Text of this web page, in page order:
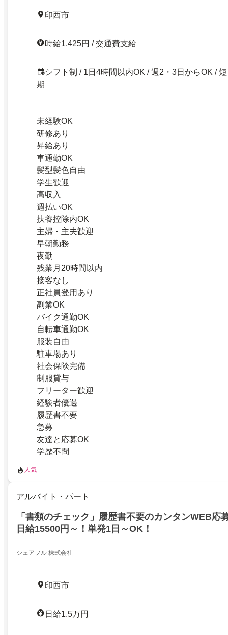
印西市
時給1,425円 / 交通費支給
シフト制 / 1日4時間以内OK / 週2・3日からOK / 短
期
未経験OK
研修あり
昇給あり
車通勤OK
髪型髪色自由
学生歓迎
高収入
週払いOK
扶養控除内OK
主婦・主夫歓迎
早朝勤務
夜勤
残業月20時間以内
接客なし
正社員登用あり
副業OK
バイク通勤OK
自転車通勤OK
服装自由
駐車場あり
社会保険完備
制服貸与
フリーター歓迎
経験者優遇
履歴書不要
急募
友達と応募OK
学歴不問
人気
アルバイト・パート
「書類のチェック」履歴書不要のカンタンWEB応
日給15500円～！単発1日～OK！
シェアフル 株式会社
印西市
日給1.5万円